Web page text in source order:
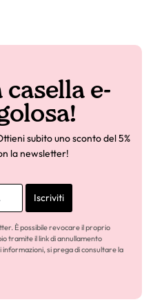
e-
subito uno sconto del 5%
la newsletter!
Iscriviti
È possibile revocare il proprio
tramite il link di annullamento
si prega di consultare la